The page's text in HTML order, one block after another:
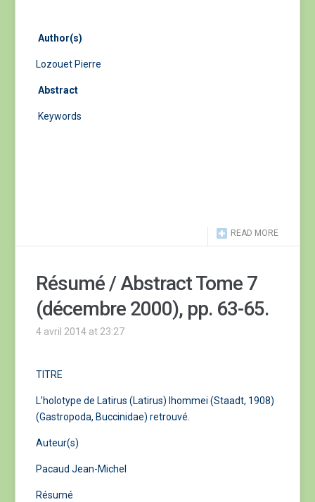
Author(s)
Lozouet Pierre
Abstract
Keywords
READ MORE
Résumé / Abstract Tome 7
(décembre 2000), pp. 63-65.
4 avril 2014 at 23:27
TITRE
L’holotype de Latirus (Latirus) lhommei (Staadt, 1908)
(Gastropoda, Buccinidae) retrouvé.
Auteur(s)
Pacaud Jean-Michel
Résumé